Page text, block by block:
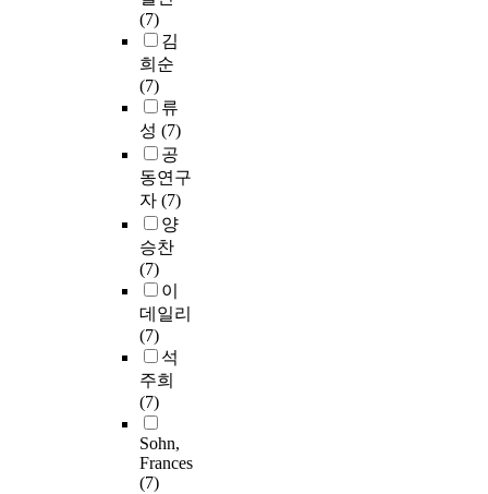
(7)
김
희순
(7)
류
성 (7)
공
동연구
자 (7)
양
승찬
(7)
이
데일리
(7)
석
주희
(7)
Sohn,
Frances
(7)